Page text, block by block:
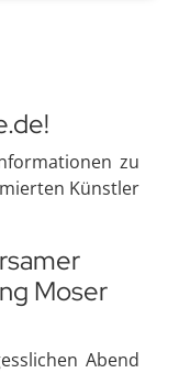
zu
Künstler
Moser
Abend